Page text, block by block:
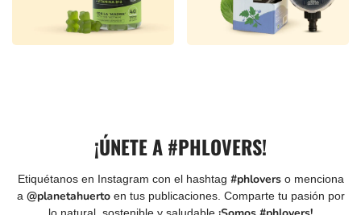
¡ÚNETE A #PHLOVERS!
Etiquétanos en Instagram con el hashtag#phlovers o menciona
a @planetahuertoen tus publicaciones. Comparte tu pasión por